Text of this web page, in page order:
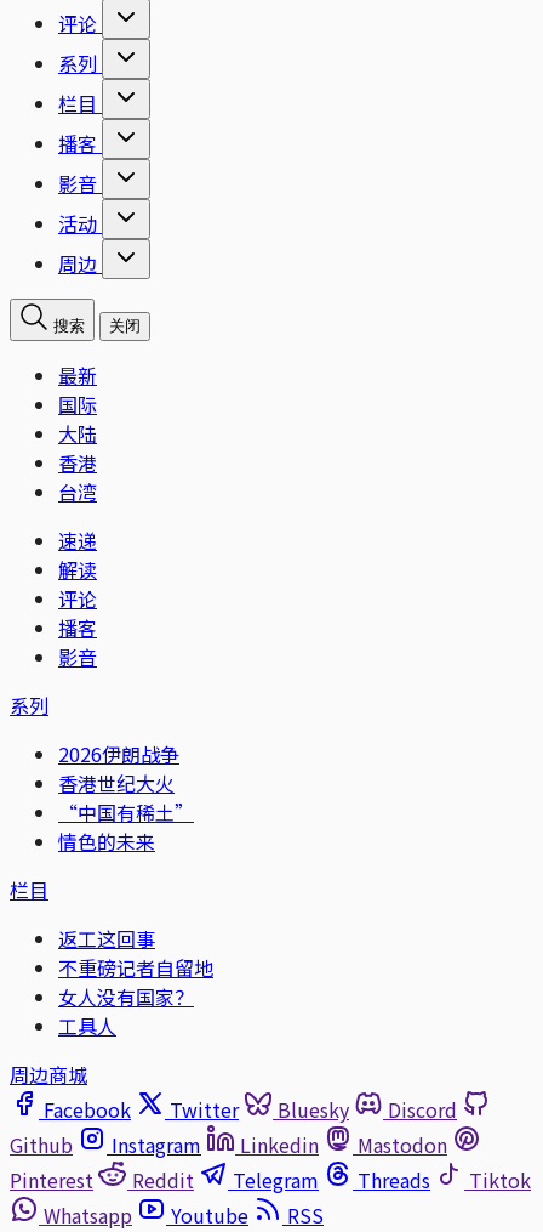
评论
系列
栏目
播客
影音
活动
周边
搜索 关闭
最新
国际
大陆
香港
台湾
速递
解读
评论
播客
影音
系列
2026伊朗战争
香港世纪大火
“中国有稀土”
情色的未来
栏目
返工这回事
不重磅记者自留地
女人没有国家？
工具人
周边商城
Facebook
Twitter Bluesky
Discord
Github
Instagram Linkedin
Mastodon
Pinterest
Reddit Telegram Threads
Tiktok
Whatsapp
Youtube
RSS